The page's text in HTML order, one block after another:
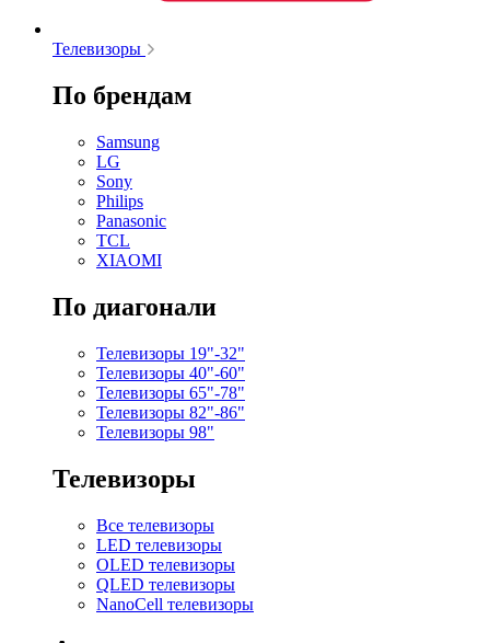
Телевизоры
По брендам
Samsung
LG
Sony
Philips
Panasonic
TCL
XIAOMI
По диагонали
Телевизоры 19"-32"
Телевизоры 40"-60"
Телевизоры 65"-78"
Телевизоры 82"-86"
Телевизоры 98"
Телевизоры
Все телевизоры
LED телевизоры
OLED телевизоры
QLED телевизоры
NanoCell телевизоры